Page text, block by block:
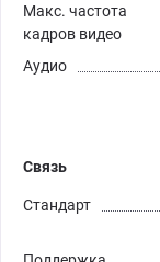
Макс. частота
кадров видео
Аудио
Связь
Стандарт